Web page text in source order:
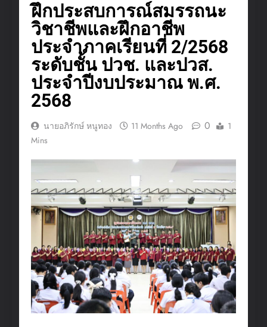
ฝึกประสบการณ์สมรรถนะ
วิชาชีพและฝึกอาชีพ
ประจำภาคเรียนที่ 2/2568
ระดับชั้น ปวช. และปวส.
ประจำปีงบประมาณ พ.ศ.
2568
นายอภิรักษ์ หนูทอง 11 Months Ago 0
1
Mins